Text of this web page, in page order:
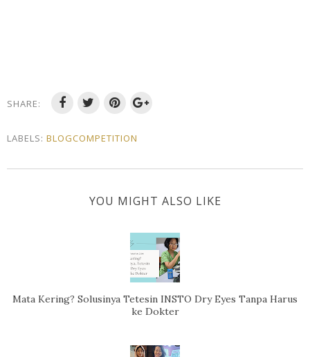
SHARE:
LABELS: BLOGCOMPETITION
YOU MIGHT ALSO LIKE
Mata Kering? Solusinya Tetesin INSTO Dry Eyes Tanpa Harus
ke Dokter